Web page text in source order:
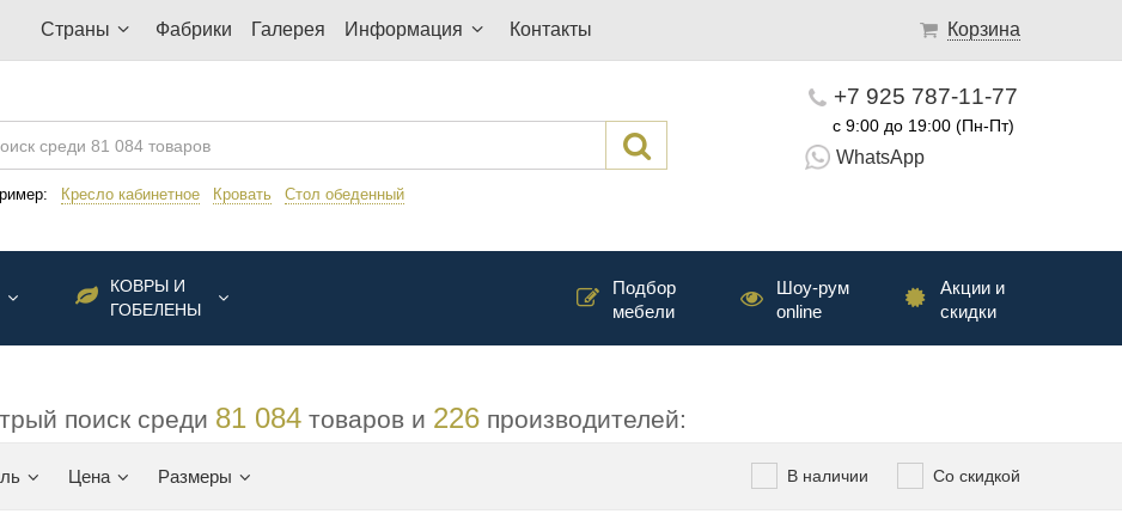
Страны Фабрики Галерея Информация Контакты Корзина
Кресло кабинетное Кровать Стол обеденный
+7 925 787-11-77
с 9:00 до 19:00 (Пн-Пт)
WhatsApp
КОВРЫ И
ГОБЕЛЕНЫ
Акции и
скидки
Шоу-рум
online
Подбор
мебели
поиск среди 81 084товаров и 226производителей:
Цена Размеры Со скидкой
В наличии